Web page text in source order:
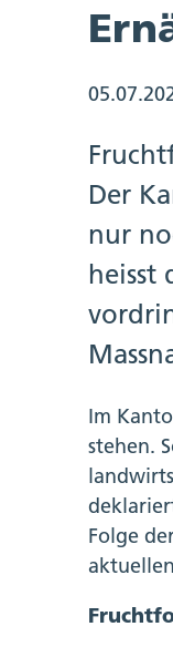
Der
nur
heisst
Im
stehen.
Folge